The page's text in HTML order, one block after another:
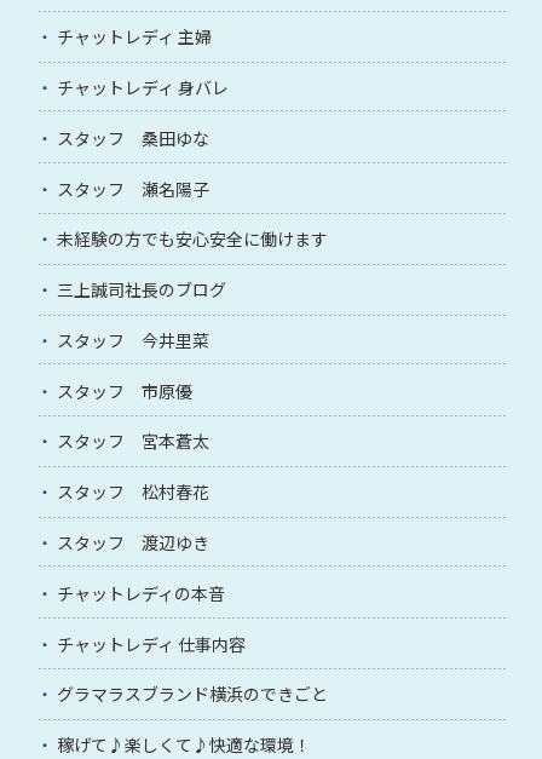
チャットレディ 主婦
チャットレディ 身バレ
スタッフ 桑田ゆな
スタッフ 瀬名陽子
未経験の方でも安心安全に働けます
三上誠司社長のブログ
スタッフ 今井里菜
スタッフ 市原優
スタッフ 宮本蒼太
スタッフ 松村春花
スタッフ 渡辺ゆき
チャットレディの本音
チャットレディ 仕事内容
グラマラスブランド横浜のできごと
稼げて♪楽しくて♪快適な環境！